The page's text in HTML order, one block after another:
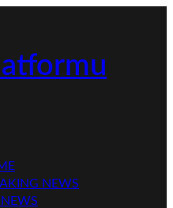
NEWS